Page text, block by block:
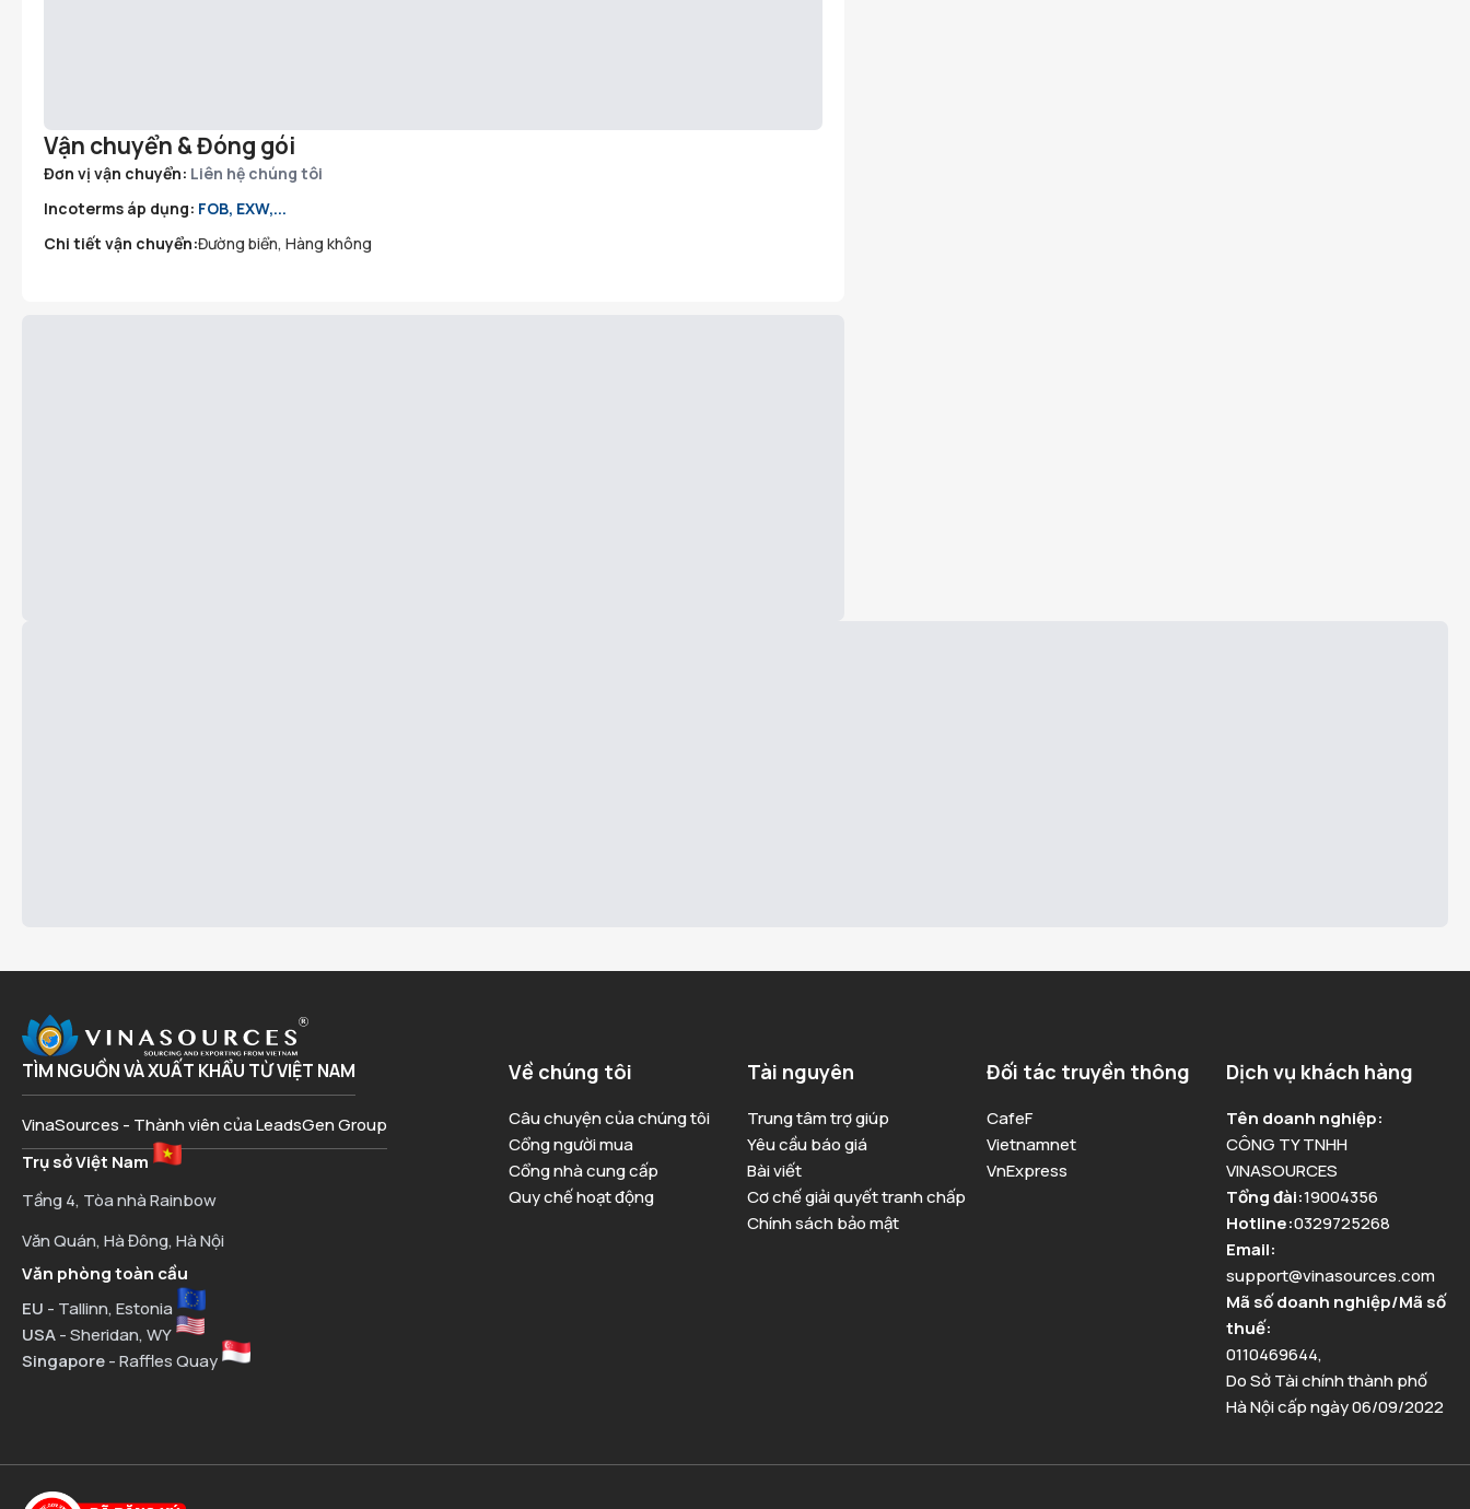
Vận chuyển & Đóng gói
Đơn vị vận chuyển: Liên hệ chúng tôi
Incoterms áp dụng: FOB, EXW,...
Chi tiết vận chuyển:Đường biển, Hàng không
TÌM NGUỒN VÀ XUẤT KHẨU TỪ VIỆT NAM
VinaSources - Thành viên của LeadsGen Group
Trụ sở Việt Nam
Tầng 4, Tòa nhà Rainbow
Văn Quán, Hà Đông, Hà Nội
Văn phòng toàn cầu
EU - Tallinn, Estonia
USA- Sheridan, WY
Singapore- Raffles Quay
Về chúng tôi
Câu chuyện của chúng tôi
Cổng người mua
Cổng nhà cung cấp
Quy chế hoạt động
Tài nguyên
Trung tâm trợ giúp
Yêu cầu báo giá
Bài viết
Cơ chế giải quyết tranh chấp
Chính sách bảo mật
Đối tác truyền thông
CafeF
Vietnamnet
VnExpress
Dịch vụ khách hàng
Tên doanh nghiệp:
CÔNG TY TNHH
VINASOURCES
Tổng đài:19004356
Hotline:0329725268
Email:
support@vinasources.com
Mã số doanh nghiệp/Mã số
thuế:
0110469644,
Do Sở Tài chính thành phố
Hà Nội cấp ngày 06/09/2022